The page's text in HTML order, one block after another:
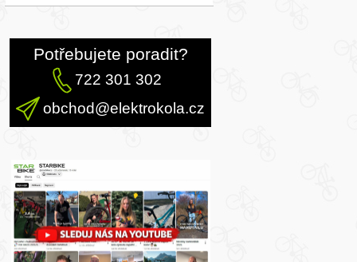
Potřebujete poradit?
722 301 302
obchod@elektrokola.cz